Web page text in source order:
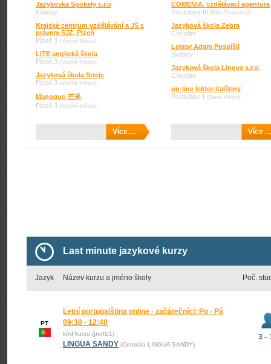
Jazykovka Spokely s.r.o
Klatovy
Krajské centrum vzdělávání a JŠ s
právem SJZ, Plzeň
Plzeň 3 (Vnitřní Město)
LITE anglická škola
Plzeň 3 (Vnitřní Město)
Jazyková škola Strejc
Plzeň 3 (Vnitřní Město)
Mangguo 芒果
Plzeň 3 (Vnitřní Město)
Více …
COMENIA, vzdělávací agentura
Pardubice III (Bílé Předměstí)
Jazyková škola Zebra
Chrudim
Lektor Adam Pospíšil
Svitavy
Jazyková škola Lingva s.r.o.
Chrudim
on-line lektor italštiny
Pardubice I (Staré Město)
Více …
Last minute jazykové kurzy
Jazyk Název kurzu a jméno školy Poč.
PT
Letní portugalština online - začátečníci: Po - Pá
09:30 - 12:40
kód kurzu (portlz1)
LINGUA SANDY (Centrála LINGUA SANDY)
3 –